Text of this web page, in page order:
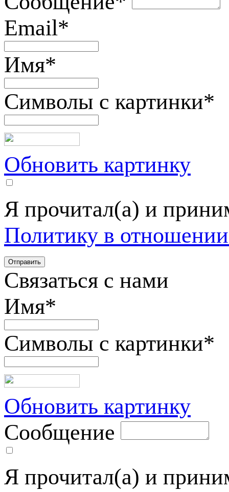
Email*
Имя*
Символы с картинки*
Обновить картинку
Я прочитал(а) и
Политику в
Связаться с нами
Имя*
Символы с картинки*
Обновить картинку
Сообщение
Я прочитал(а) и